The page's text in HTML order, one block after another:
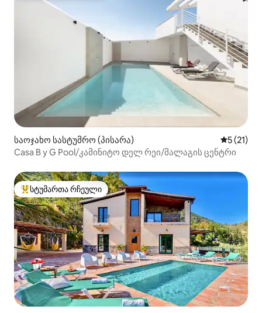
საოჯახო სასტუმრო (პისარა) საშუალო
5 (21)
Casa B y G Pool/კამინიტო დელ რეი/მალაგის ცენტრი
სტუმართა რჩეული მოწინავე ვარიანტი
სტუმართა რჩეული